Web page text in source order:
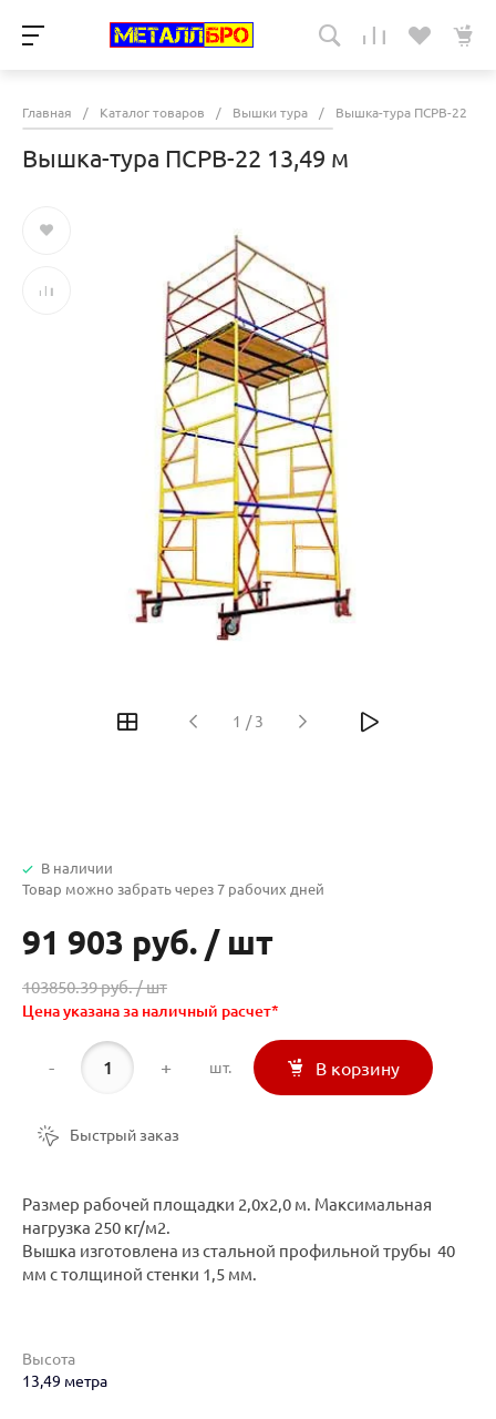
Главная / Каталог товаров / Вышки тура / Вышка-тура ПСРВ-22
Вышка-тура ПСРВ-22 13,49 м
1 / 3
В наличии
Товар можно забрать через 7 рабочих дней
91 903 руб. / шт
103850.39 руб. /шт
Цена указана за наличный расчет*
- + шт. В корзину
Быстрый заказ
Размер рабочей площадки 2,0х2,0 м. Максимальная
нагрузка 250 кг/м2.
Вышка изготовлена из стальной профильной трубы 40
мм с толщиной стенки 1,5 мм.
Высота
13,49 метра